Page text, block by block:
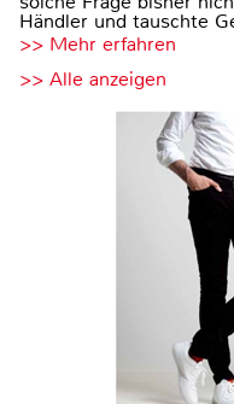
Händler und tauschte
>> Mehr erfahren
>> Alle anzeigen